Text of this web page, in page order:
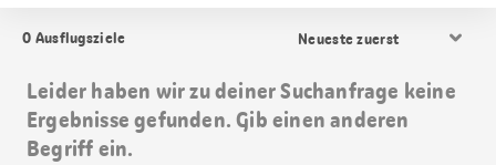
0 Ausflugsziele
Sortierung
Leider haben wir zu deiner Suchanfrage keine
Ergebnisse gefunden. Gib einen anderen
Begriff ein.